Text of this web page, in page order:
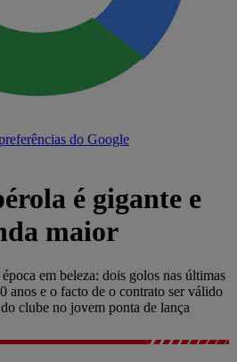
do Google
é gigante e
maior
em beleza: dois golos nas últimas
anos e o facto de o contrato ser válido
clube no jovem ponta de lança